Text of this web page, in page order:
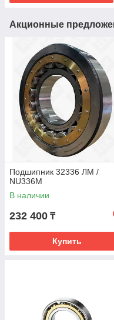
Акционные
Подшипник 32336 ЛМ /
NU336M
В наличии
232 400 ₸
Купить